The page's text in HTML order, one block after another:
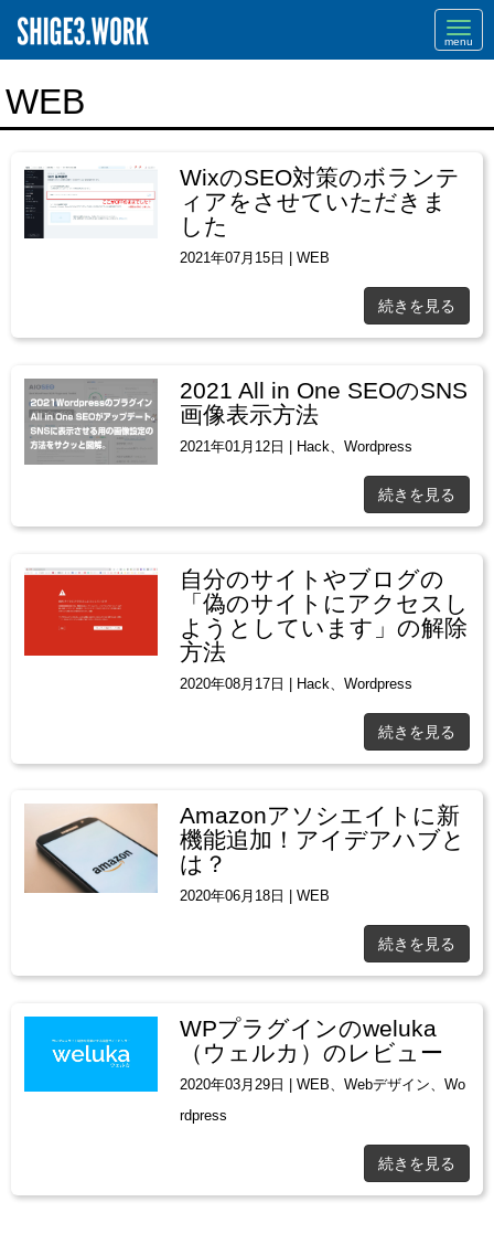
WEB
WixのSEO対策のボランテ
ィアをさせていただきま
した
2021年07月15日 |WEB
続きを見る
2021 All in One SEOのSNS
画像表示方法
2021年01月12日 Hack 、Wordpress
続きを見る
自分のサイトやブログの
「偽のサイトにアクセスし
ようとしています」の解除
方法
2020年08月17日 | Hack 、Wordpress
続きを見る
Amazonアソシエイトに新
機能追加！アイデアハブと
は？
2020年06月18日 |WEB
続きを見る
WPプラグインのweluka
（ウェルカ）のレビュー
2020年03月29日 |WEB、Webデザイン、Wo
rdpress
続きを見る